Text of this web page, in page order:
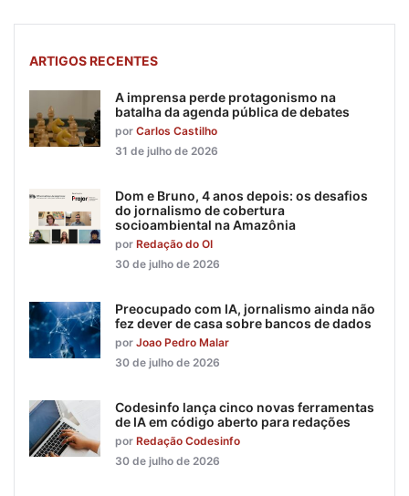
ARTIGOS RECENTES
A imprensa perde protagonismo na
batalha da agenda pública de debates
por Carlos Castilho
31 de julho de 2026
Dom e Bruno, 4 anos depois: os desafios
do jornalismo de cobertura
socioambiental na Amazônia
por Redação do OI
30 de julho de 2026
Preocupado com IA, jornalismo ainda não
fez dever de casa sobre bancos de dados
por Joao Pedro Malar
30 de julho de 2026
Codesinfo lança cinco novas ferramentas
de IA em código aberto para redações
por Redação Codesinfo
30 de julho de 2026